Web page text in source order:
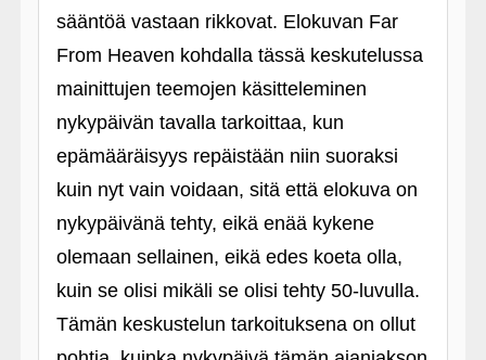
sääntöä vastaan rikkovat. Elokuvan Far
From Heaven kohdalla tässä keskutelussa
mainittujen teemojen käsitteleminen
nykypäivän tavalla tarkoittaa, kun
epämääräisyys repäistään niin suoraksi
kuin nyt vain voidaan, sitä että elokuva on
nykypäivänä tehty, eikä enää kykene
olemaan sellainen, eikä edes koeta olla,
kuin se olisi mikäli se olisi tehty 50-luvulla.
Tämän keskustelun tarkoituksena on ollut